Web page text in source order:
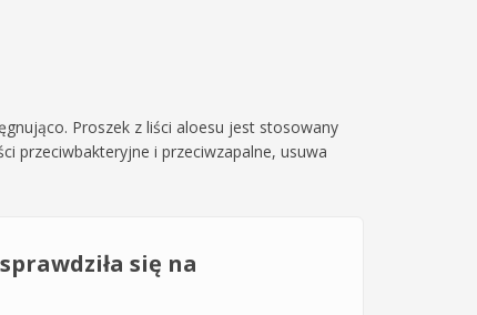
Proszek z liści aloesu jest stosowany
przeciwbakteryjne i przeciwzapalne, usuwa
się na